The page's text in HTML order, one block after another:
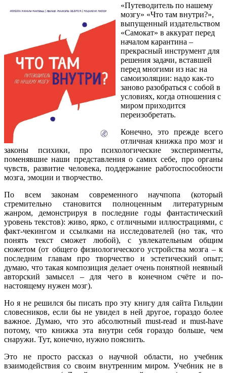
«Путеводитель по нашему
мозгу» «Что там внутри?»,
выпущенный издательством
«Самокат» в аккурат перед
началом карантина –
прекрасный инструмент для
решения задачи, вставшей
перед многими из нас на
самоизоляции: надо как-то
заново разобраться с собой в
условиях, когда отношения с
миром приходится
переизобретать.
Конечно, это прежде всего
отличная книжка про мозг и
законы психики, про психологические эксперименты,
поменявшие наши представления о самих себе, про органы
чувств, развитие человека, поддержание работоспособности
мозга, эмоции и творчество.
По всем законам современного научпопа (который
стремительно становится полноценным литературным
жанром, демонстрируя в последние годы фантастический
уровень текстов): живо, ярко, с отличными иллюстрациями, с
факт-чекингом и ссылками на исследователей (но так, что
понять текст сможет любой), с увлекательным общим
сюжетом (от общего физиологического устройства мозга ­– к
последним главам про творчество и эстетический опыт;
думаю, что такая композиция делает очень понятной неявный
авторский замысел – для чего в конечном счёте и по-
настоящему нужен мозг).
Но я не решился бы писать про эту книгу для сайта Гильдии
словесников, если бы не увидел в ней другое, гораздо более
важное. Думаю, что это абсолютный must-read и must-have
потому, что книжка эта внутри себя гораздо больше, чем
снаружи. Тут, конечно, нужно пояснить.
Это не просто рассказ о научной области, но учебник
взаимодействия со своим внутренним миром. Учебник не в